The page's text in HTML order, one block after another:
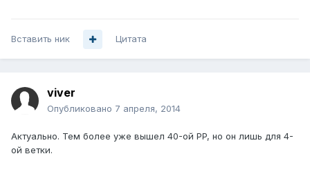
Вставить ник Цитата
viver
Опубликовано 7 апреля, 2014
Актуально. Тем более уже вышел 40-ой PP, но он лишь для 4-
ой ветки.